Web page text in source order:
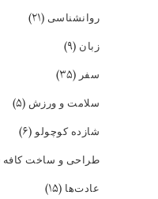
روانشناسی (۲۱)
زبان (۹)
سفر (۳۵)
سلامت و ورزش (۵)
شازده کوچولو(۶)
طراحی و ساخت کافه
عادت‌ها (۱۵)